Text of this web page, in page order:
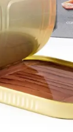
DETALLES